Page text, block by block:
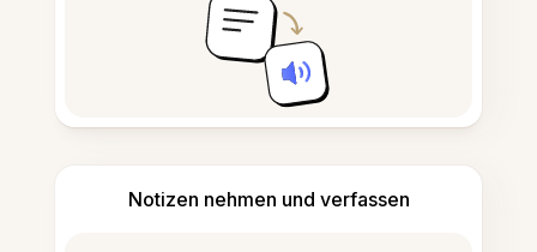
Notizen nehmen und verfassen